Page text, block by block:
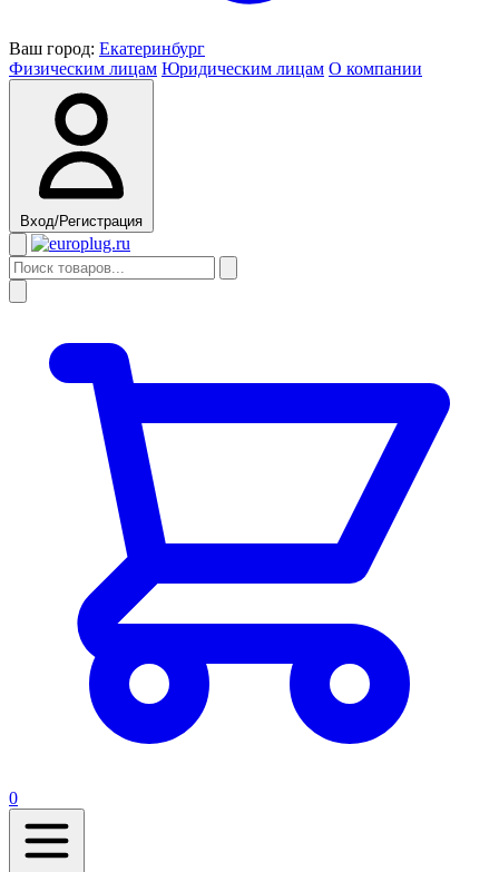
Ваш город: Екатеринбург
Физическим лицам Юридическим лицам О компании
Вход/Регистрация
0